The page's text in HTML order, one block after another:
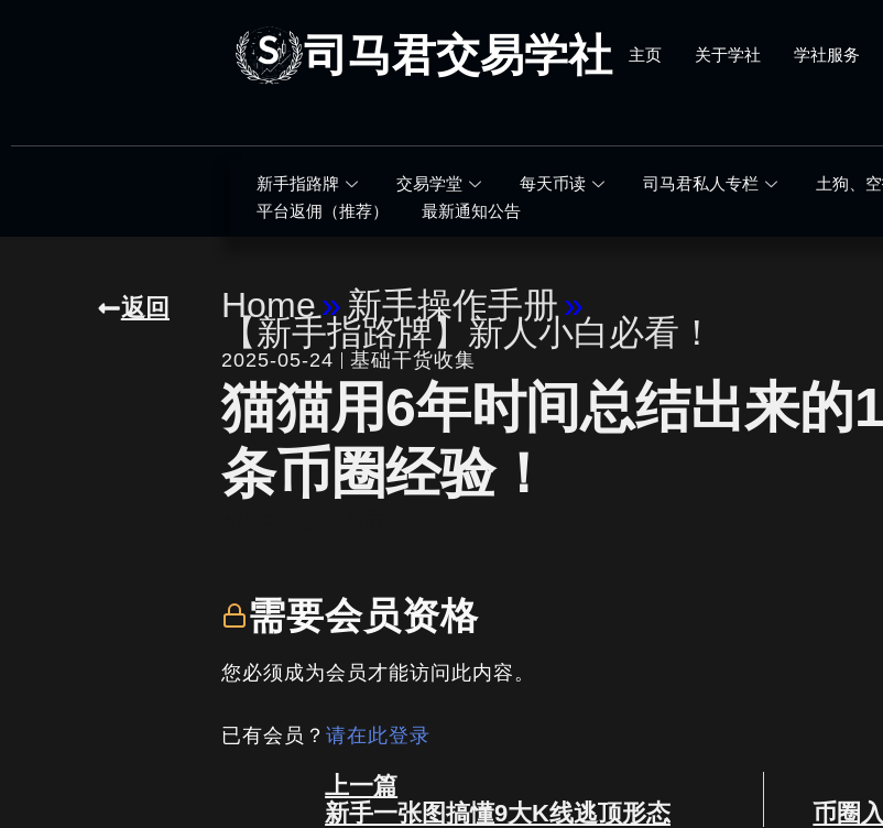
司马君交易学社 主页 关于学社 学社服务
新手指路牌 交易学堂 每天币读 司马君私人专栏 土狗、
平台返佣（推荐）
最新通知公告
返回 Home» 新手操作手册»
【新手指路牌】新人小白必看！
2025-05-24 基础干货收集
猫猫用6年时间总结出来的
条币圈经验！
需要会员资格
您必须成为会员才能访问此内容。
已有会员？请在此登录
Prev
上一篇
新手一张图搞懂9大K线逃顶形态
币圈